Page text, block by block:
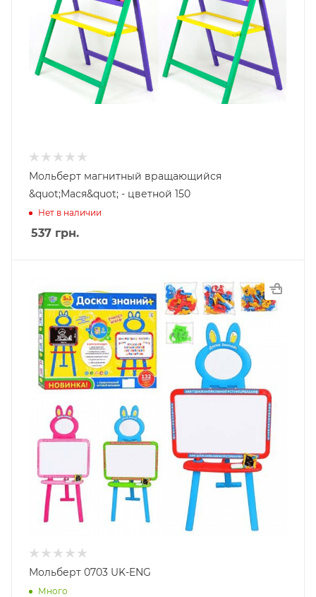
Мольберт магнитный вращающийся
&quot;Мася&quot; - цветной 150
Нет в наличии
537 грн.
Мольберт 0703 UK-ENG
Много